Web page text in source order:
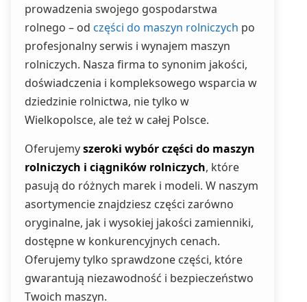
prowadzenia swojego gospodarstwa
rolnego – od części do maszyn rolniczych po
profesjonalny serwis i wynajem maszyn
rolniczych. Nasza firma to synonim jakości,
doświadczenia i kompleksowego wsparcia w
dziedzinie rolnictwa, nie tylko w
Wielkopolsce, ale też w całej Polsce.
Oferujemyszeroki wybór części do maszyn
rolniczych i ciągników rolniczych, które
pasują do różnych marek i modeli. W naszym
asortymencie znajdziesz części zarówno
oryginalne, jak i wysokiej jakości zamienniki,
dostępne w konkurencyjnych cenach.
Oferujemy tylko sprawdzone części, które
gwarantują niezawodność i bezpieczeństwo
Twoich maszyn.